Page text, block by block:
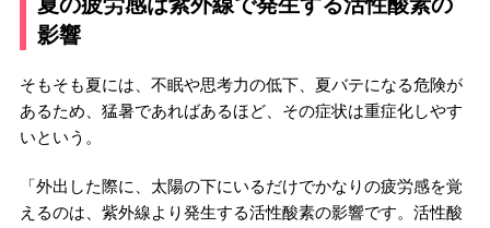
影響
そもそも夏には、不眠や思考力の低下、夏バテになる危険が
あるため、猛暑であればあるほど、その症状は重症化しやす
いという。
「外出した際に、太陽の下にいるだけでかなりの疲労感を覚
えるのは、紫外線より発生する活性酸素の影響です。活性酸